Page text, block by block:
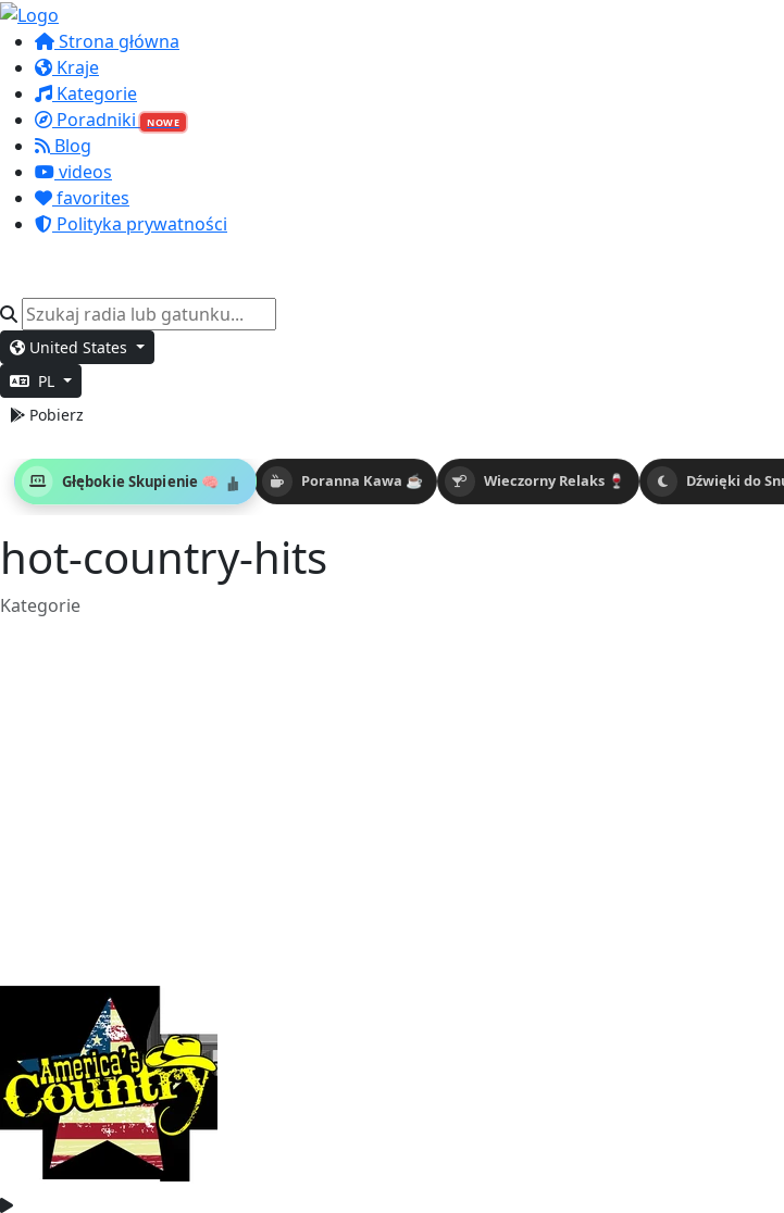
Strona główna
Kraje
Kategorie
Poradniki
NOWE
Blog
videos
favorites
Polityka prywatności
United States
PL
Pobierz
Poranna Kawa ☕
Głębokie Skupienie 🧠 Wieczorny Relaks 🍷 Dźwięki do
hot-country-hits
Kategorie